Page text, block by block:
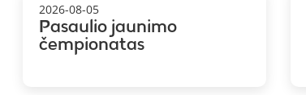
2026-08-05
Pasaulio jaunimo
čempionatas